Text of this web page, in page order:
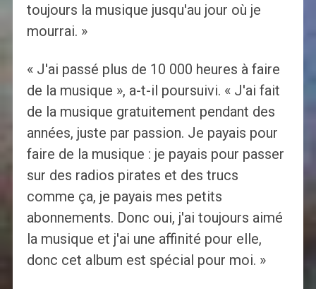
toujours la musique jusqu'au jour où je
mourrai. »
« J'ai passé plus de 10 000 heures à faire
de la musique », a-t-il poursuivi. « J'ai fait
de la musique gratuitement pendant des
années, juste par passion. Je payais pour
faire de la musique : je payais pour passer
sur des radios pirates et des trucs
comme ça, je payais mes petits
abonnements. Donc oui, j'ai toujours aimé
la musique et j'ai une affinité pour elle,
donc cet album est spécial pour moi. »